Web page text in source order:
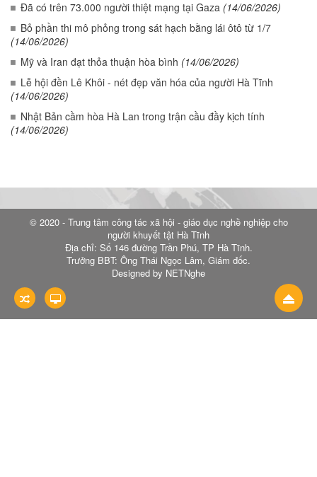
Đã có trên 73.000 người thiệt mạng tại Gaza (14/06/2026)
Bỏ phần thi mô phỏng trong sát hạch bằng lái ôtô từ 1/7
(14/06/2026)
Mỹ và Iran đạt thỏa thuận hòa bình (14/06/2026)
Lễ hội đền Lê Khôi - nét đẹp văn hóa của người Hà Tĩnh
(14/06/2026)
Nhật Bản cầm hòa Hà Lan trong trận cầu đầy kịch tính
(14/06/2026)
© 2020 - Trung tâm công tác xã hội - giáo dục nghề nghiệp cho
người khuyết tật Hà Tĩnh
Địa chỉ: Số 146 đường Trần Phú, TP Hà Tĩnh.
Trưởng BBT: Ông Thái Ngọc Lâm, Giám đốc.
Designed by NETNghe